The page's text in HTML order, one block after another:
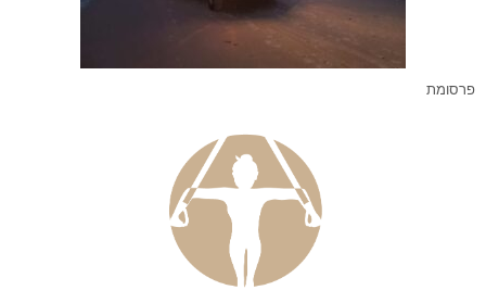
פרסומת